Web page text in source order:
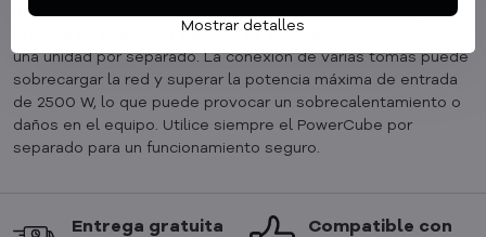
modelos PowerCube Original y PowerCube Extended, por
razones de seguridad siempre es aconsejable utilizar sólo
una unidad por separado. La conexión de varias tomas puede
sobrecargar la red y superar la potencia máxima de entrada
de 2500 W, lo que puede provocar un sobrecalentamiento o
daños en el equipo. Utilice siempre el PowerCube por
separado para un funcionamiento seguro.
Entrega gratuita
Compatible con
Mostrar detalles